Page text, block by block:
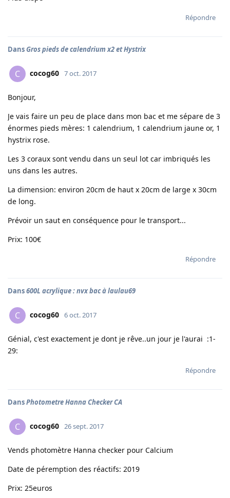
Répondre
DansGros pieds de calendrium x2 et Hystrix
C cocog60 7 oct. 2017
Bonjour,
Je vais faire un peu de place dans mon bac et me sépare de 3
énormes pieds mères: 1 calendrium, 1 calendrium jaune or, 1
hystrix rose.
Les 3 coraux sont vendu dans un seul lot car imbriqués les
uns dans les autres.
La dimension: environ 20cm de haut x 20cm de large x 30cm
de long.
Prévoir un saut en conséquence pour le transport...
Prix: 100€
Répondre
Dans600L acrylique : nvx bac à laulau69
C cocog60 6 oct. 2017
Génial, c'est exactement je dont je rêve..un jour je l'aurai :1-
29:
Répondre
DansPhotometre Hanna Checker CA
C cocog60 26 sept. 2017
Vends photomètre Hanna checker pour Calcium
Date de péremption des réactifs: 2019
Prix: 25euros